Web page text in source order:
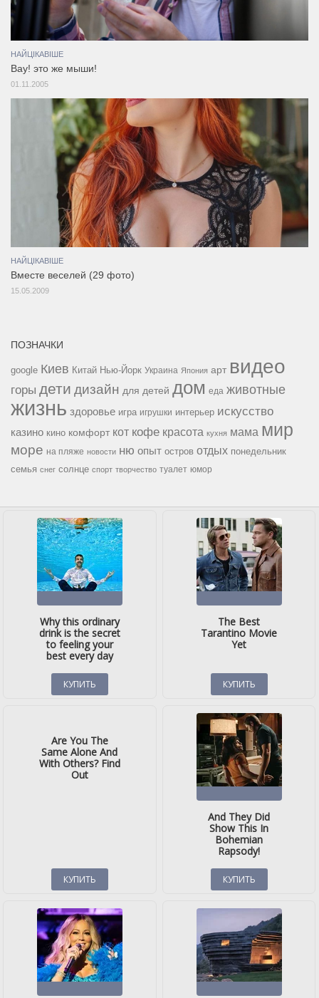
НАЙЦІКАВІШЕ
Вау! это же мыши!
01.11.2005
НАЙЦІКАВІШЕ
Вместе веселей (29 фото)
15.05.2009
ПОЗНАЧКИ
google Киев Китай Нью-Йорк Украина Япония арт видео
горы дети дизайн для детей дом еда животные
жизнь здоровье игра игрушки интерьер искусство
казино кино комфорт кот кофе красота кухня мама мир
море на пляже новости ню опыт остров отдых понедельник
семья снег солнце спорт творчество туалет юмор